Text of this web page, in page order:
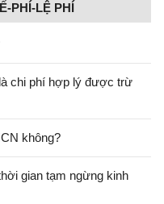
PHÍ-LỆ PHÍ
chi phí hợp lý được trừ
không?
gian tạm ngừng kinh